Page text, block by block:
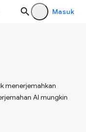
Masuk
menerjemahkan
AI mungkin